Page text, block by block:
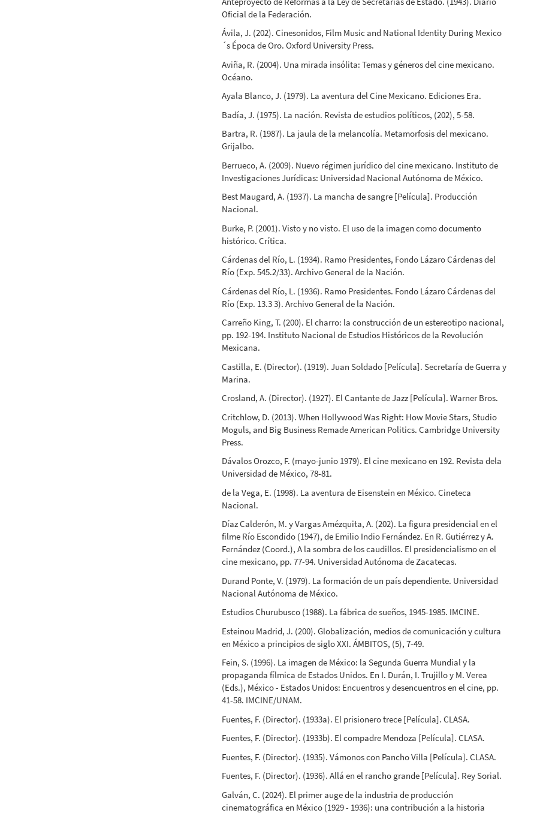
Oficial de la Federación.
Ávila, J. (202). Cinesonidos, Film Music and National Identity During Mexico
´s Época de Oro. Oxford University Press.
Aviña, R. (2004). Una mirada insólita: Temas y géneros del cine mexicano.
Océano.
Ayala Blanco, J. (1979). La aventura del Cine Mexicano. Ediciones Era.
Badía, J. (1975). La nación. Revista de estudios políticos, (202), 5-58.
Bartra, R. (1987). La jaula de la melancolía. Metamorfosis del mexicano.
Grijalbo.
Berrueco, A. (2009). Nuevo régimen jurídico del cine mexicano. Instituto de
Investigaciones Jurídicas: Universidad Nacional Autónoma de México.
Best Maugard, A. (1937). La mancha de sangre [Película]. Producción
Nacional.
Burke, P. (2001). Visto y no visto. El uso de la imagen como documento
histórico. Crítica.
Cárdenas del Río, L. (1934). Ramo Presidentes, Fondo Lázaro Cárdenas del
Río (Exp. 545.2/33). Archivo General de la Nación.
Cárdenas del Río, L. (1936). Ramo Presidentes. Fondo Lázaro Cárdenas del
Río (Exp. 13.3 3). Archivo General de la Nación.
Carreño King, T. (200). El charro: la construcción de un estereotipo nacional,
pp. 192-194. Instituto Nacional de Estudios Históricos de la Revolución
Mexicana.
Castilla, E. (Director). (1919). Juan Soldado [Película]. Secretaría de Guerra y
Marina.
Crosland, A. (Director). (1927). El Cantante de Jazz [Película]. Warner Bros.
Critchlow, D. (2013). When Hollywood Was Right: How Movie Stars, Studio
Moguls, and Big Business Remade American Politics. Cambridge University
Press.
Dávalos Orozco, F. (mayo-junio 1979). El cine mexicano en 192. Revista dela
Universidad de México, 78-81.
de la Vega, E. (1998). La aventura de Eisenstein en México. Cineteca
Nacional.
Díaz Calderón, M. y Vargas Amézquita, A. (202). La figura presidencial en el
filme Río Escondido (1947), de Emilio Indio Fernández. En R. Gutiérrez y A.
Fernández (Coord.), A la sombra de los caudillos. El presidencialismo en el
cine mexicano, pp. 77-94. Universidad Autónoma de Zacatecas.
Durand Ponte, V. (1979). La formación de un país dependiente. Universidad
Nacional Autónoma de México.
Estudios Churubusco (1988). La fábrica de sueños, 1945-1985. IMCINE.
Esteinou Madrid, J. (200). Globalización, medios de comunicación y cultura
en México a principios de siglo XXI. ÁMBITOS, (5), 7-49.
Fein, S. (1996). La imagen de México: la Segunda Guerra Mundial y la
propaganda fílmica de Estados Unidos. En I. Durán, I. Trujillo y M. Verea
(Eds.), México - Estados Unidos: Encuentros y desencuentros en el cine, pp.
41-58. IMCINE/UNAM.
Fuentes, F. (Director). (1933a). El prisionero trece [Película]. CLASA.
Fuentes, F. (Director). (1933b). El compadre Mendoza [Película]. CLASA.
Fuentes, F. (Director). (1935). Vámonos con Pancho Villa [Película]. CLASA.
Fuentes, F. (Director). (1936). Allá en el rancho grande [Película]. Rey Sorial.
Galván, C. (2024). El primer auge de la industria de producción
cinematográfica en México (1929 - 1936): una contribución a la historia